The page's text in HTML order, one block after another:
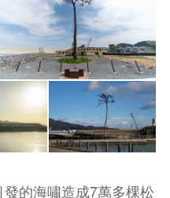
的海嘯造成7萬多棵松